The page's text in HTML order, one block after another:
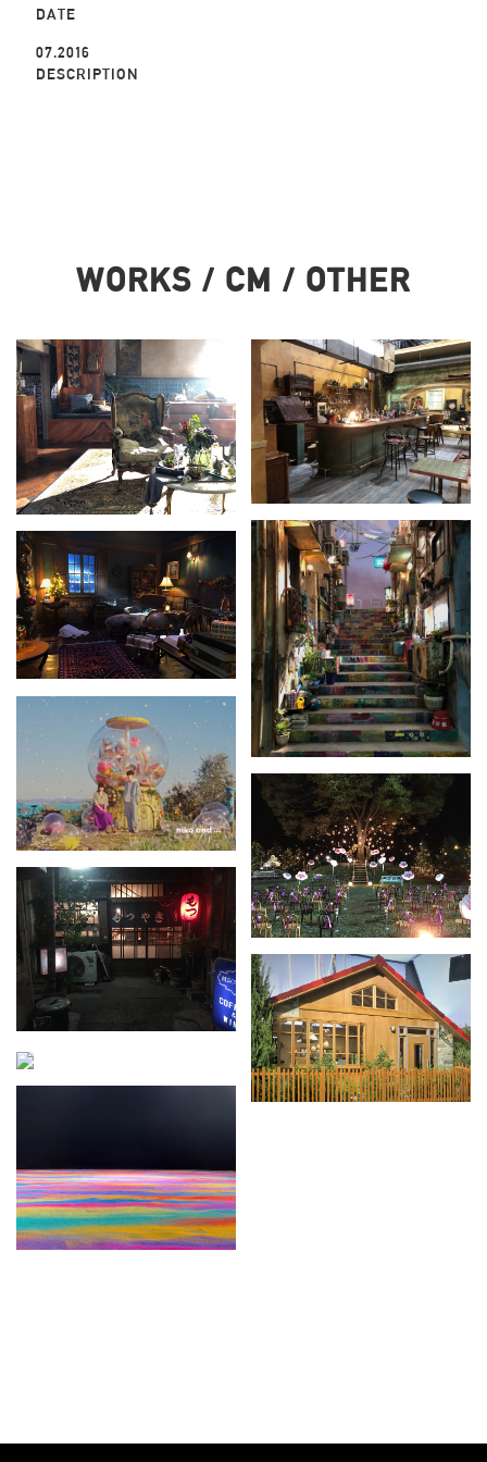
DATE
07.2016
DESCRIPTION
WORKS / CM / OTHER